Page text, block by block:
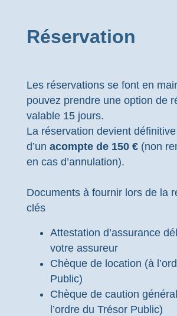
Réservation
Les réservations se font en
pouvez prendre une option de
valable 15 jours.
La réservation devient
d’un acompte de 150 € (non
en cas d’annulation).
Documents à fournir lors de la
clés
Attestation d’assurance
votre assureur
Chèque de location (à
Public)
Chèque de caution
l’ordre du Trésor Public)